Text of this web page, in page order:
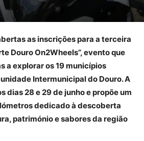
as inscrições para a terceira
Douro On2Wheels”, evento que
a explorar os 19 municípios
Intermunicipal do Douro. A
dias 28 e 29 de junho e propõe um
dedicado à descoberta
património e sabores da região